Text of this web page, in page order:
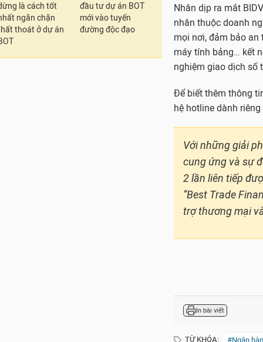
là cách tốt
ngăn chặn
thoát ở dự án
đầu tư dự án BOT
mới vào tuyến
đường độc đạo
2 lần liên tiếp
“Best Trade
trợ thương mại
In bài viết
TỪ KHÓA:
#Ngân
#Công
CHỦ ĐỀ: THÔNG TIN